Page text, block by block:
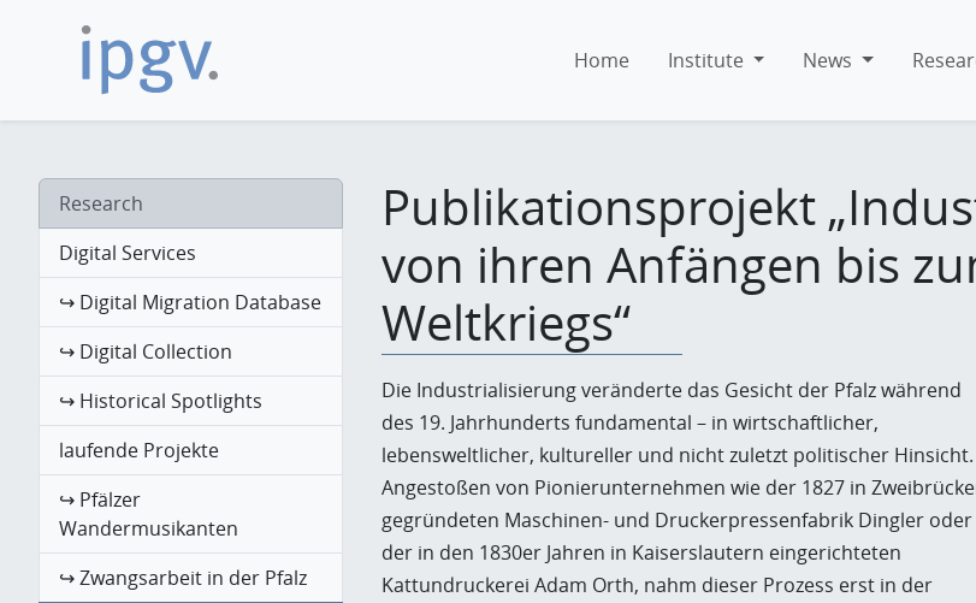
Home Institute News
Research
Digital Services
↪ Digital Migration Database
↪ Digital Collection
↪ Historical Spotlights
laufende Projekte
↪ Pfälzer
Wandermusikanten
↪ Zwangsarbeit in der Pfalz
Publikationsprojekt
von ihren Anfängen bis
Weltkriegs“
Die Industrialisierung veränderte das Gesicht der Pfalz während
des 19. Jahrhunderts fundamental – in wirtschaftlicher,
lebensweltlicher, kultureller und nicht zuletzt politischer Hinsicht.
Angestoßen von Pionierunternehmen wie der 1827 in
gegründeten Maschinen- und Druckerpressenfabrik Dingler oder
der in den 1830er Jahren in Kaiserslautern eingerichteten
Kattundruckerei Adam Orth, nahm dieser Prozess erst in der